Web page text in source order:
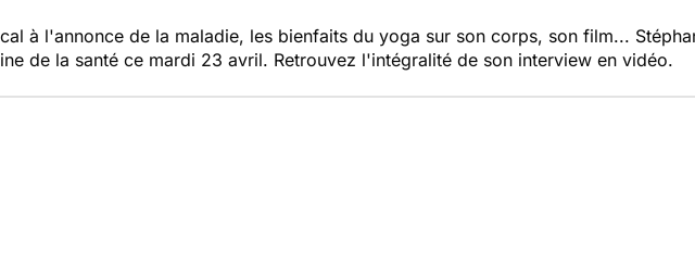
à l'annonce de la maladie, les bienfaits du yoga sur son corps, son film...
de la santé ce mardi 23 avril. Retrouvez l'intégralité de son interview en vidéo.